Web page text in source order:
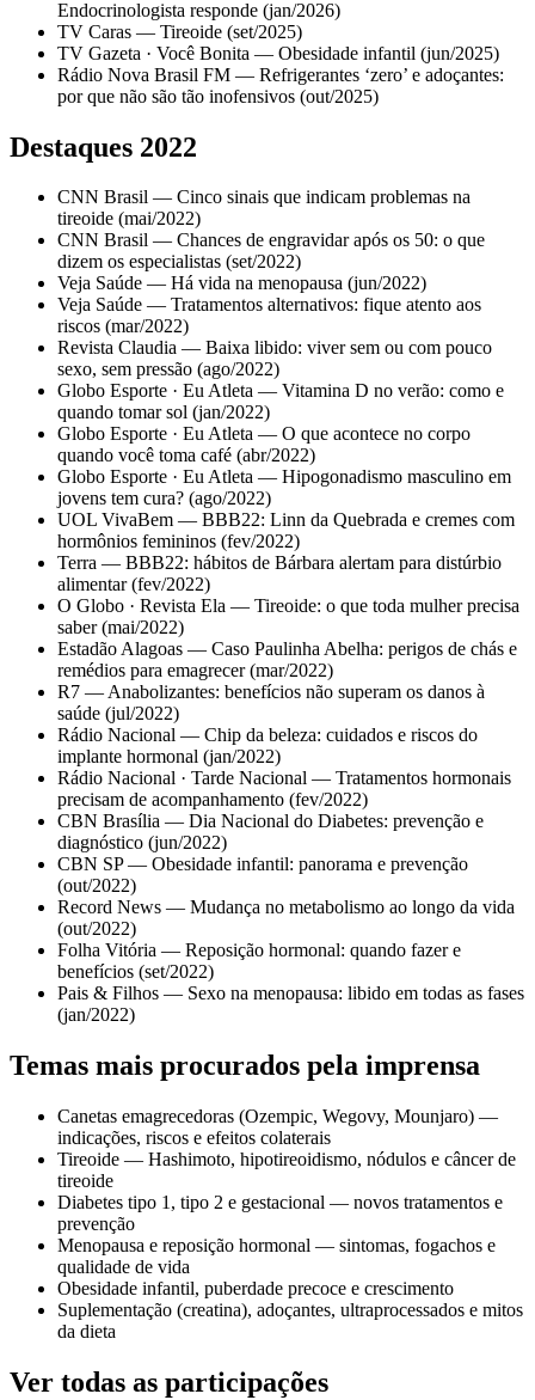
Endocrinologista responde (jan/2026)
TV Caras — Tireoide (set/2025)
TV Gazeta · Você Bonita — Obesidade infantil (jun/2025)
Rádio Nova Brasil FM — Refrigerantes ‘zero’ e adoçantes:
por que não são tão inofensivos (out/2025)
Destaques 2022
CNN Brasil — Cinco sinais que indicam problemas na
tireoide (mai/2022)
CNN Brasil — Chances de engravidar após os 50: o que
dizem os especialistas (set/2022)
Veja Saúde — Há vida na menopausa (jun/2022)
Veja Saúde — Tratamentos alternativos: fique atento aos
riscos (mar/2022)
Revista Claudia — Baixa libido: viver sem ou com pouco
sexo, sem pressão (ago/2022)
Globo Esporte · Eu Atleta — Vitamina D no verão: como e
quando tomar sol (jan/2022)
Globo Esporte · Eu Atleta — O que acontece no corpo
quando você toma café (abr/2022)
Globo Esporte · Eu Atleta — Hipogonadismo masculino em
jovens tem cura? (ago/2022)
UOL VivaBem — BBB22: Linn da Quebrada e cremes com
hormônios femininos (fev/2022)
Terra — BBB22: hábitos de Bárbara alertam para distúrbio
alimentar (fev/2022)
O Globo · Revista Ela — Tireoide: o que toda mulher precisa
saber (mai/2022)
Estadão Alagoas — Caso Paulinha Abelha: perigos de chás e
remédios para emagrecer (mar/2022)
R7 — Anabolizantes: benefícios não superam os danos à
saúde (jul/2022)
Rádio Nacional — Chip da beleza: cuidados e riscos do
implante hormonal (jan/2022)
Rádio Nacional · Tarde Nacional — Tratamentos hormonais
precisam de acompanhamento (fev/2022)
CBN Brasília — Dia Nacional do Diabetes: prevenção e
diagnóstico (jun/2022)
CBN SP — Obesidade infantil: panorama e prevenção
(out/2022)
Record News — Mudança no metabolismo ao longo da vida
(out/2022)
Folha Vitória — Reposição hormonal: quando fazer e
benefícios (set/2022)
Pais & Filhos — Sexo na menopausa: libido em todas as fases
(jan/2022)
Temas mais procurados pela imprensa
Canetas emagrecedoras (Ozempic, Wegovy, Mounjaro) —
indicações, riscos e efeitos colaterais
Tireoide — Hashimoto, hipotireoidismo, nódulos e câncer de
tireoide
Diabetes tipo 1, tipo 2 e gestacional — novos tratamentos e
prevenção
Menopausa e reposição hormonal — sintomas, fogachos e
qualidade de vida
Obesidade infantil, puberdade precoce e crescimento
Suplementação (creatina), adoçantes, ultraprocessados e mitos
da dieta
Ver todas as participações